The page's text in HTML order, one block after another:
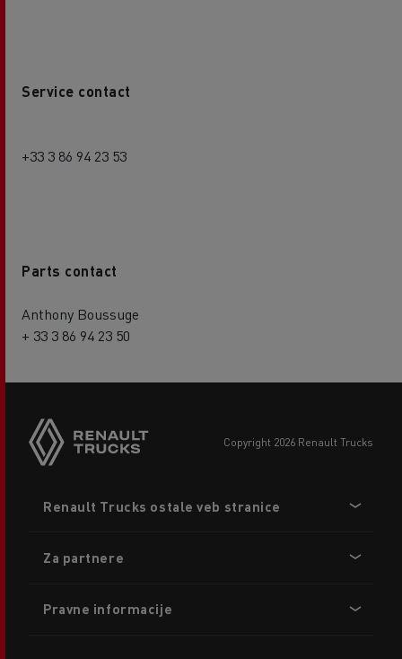
Service contact
+33 3 86 94 23 53
Parts contact
Anthony Boussuge
+ 33 3 86 94 23 50
copyright 2026 Renault Trucks
menu
Renault Trucks ostale veb stranice
Za partnere
Pravne informacije